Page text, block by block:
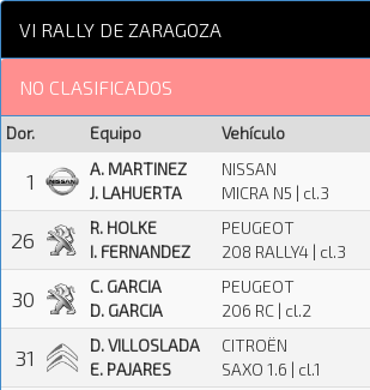
VI RALLY DE ZARAGOZA
NO CLASIFICADOS
Dor. Equipo Vehículo
1
A. MARTINEZ
J. LAHUERTA
NISSAN
MICRA N5 | cl.3
26
R. HOLKE
I. FERNANDEZ
PEUGEOT
208 RALLY4 | cl.3
30
C. GARCIA
D. GARCIA
PEUGEOT
206 RC | cl.2
31
D. VILLOSLADA
E. PAJARES
CITROËN
SAXO 1.6 | cl.1